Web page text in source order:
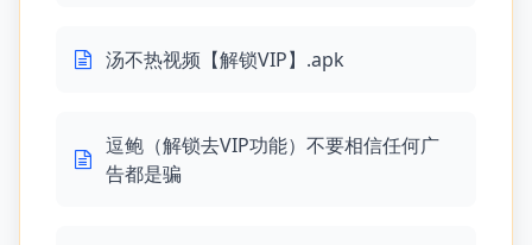
汤不热视频【解锁VIP】.apk
逗鲍（解锁去VIP功能）不要相信任何广
告都是骗